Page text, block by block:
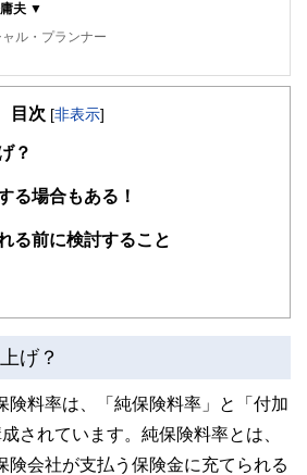
夫 ▼
ル・プランナー
バイザー ,宅地建物取引士, マンション管理
生活２４年、その間１０回以上の転勤を経験
に、自らが経験した「サラリーマンの退職、
談、セミナー講師など精力的に活動。また、
実施。妻と長女と犬１匹。
目次 [非表示]
？
る場合もある！
る前に検討すること
げ？
険料率は、「純保険料率」と「付加
されています。純保険料率とは、
険会社が支払う保険金に充てられる